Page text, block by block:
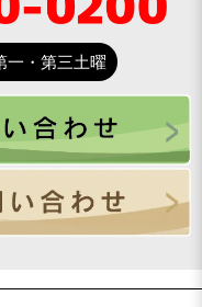
一・第三土曜